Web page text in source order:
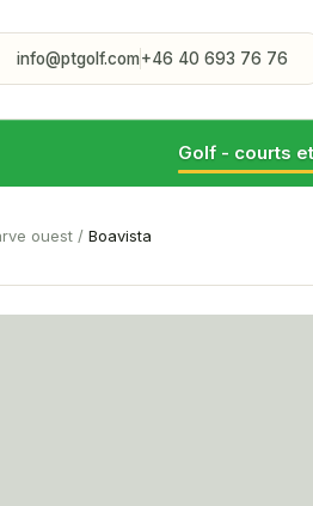
info@ptgolf.com+46 40 693 76 76
Golf - courts
ouest / Boavista